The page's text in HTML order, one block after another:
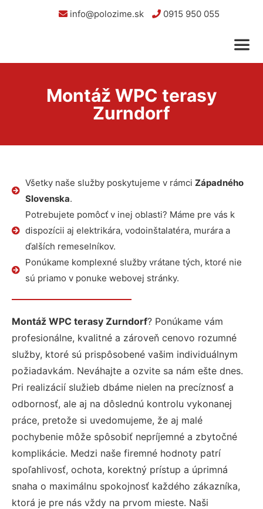
info@polozime.sk 0915 950 055
Montáž WPC terasy
Zurndorf
Všetky naše služby poskytujeme v rámci Západného
Slovenska.
Potrebujete pomôcť v inej oblasti? Máme pre vás k
dispozícii aj elektrikára, vodoinštalatéra, murára a
ďalších remeselníkov.
Ponúkame komplexné služby vrátane tých, ktoré nie
sú priamo v ponuke webovej stránky.
Montáž WPC terasy Zurndorf? Ponúkame vám
profesionálne, kvalitné a zároveň cenovo rozumné
služby, ktoré sú prispôsobené vašim individuálnym
požiadavkám. Neváhajte a ozvite sa nám ešte dnes.
Pri realizácií služieb dbáme nielen na precíznosť a
odbornosť, ale aj na dôslednú kontrolu vykonanej
práce, pretože si uvedomujeme, že aj malé
pochybenie môže spôsobiť nepríjemné a zbytočné
komplikácie. Medzi naše firemné hodnoty patrí
spoľahlivosť, ochota, korektný prístup a úprimná
snaha o maximálnu spokojnosť každého zákazníka,
ktorá je pre nás vždy na prvom mieste. Naši